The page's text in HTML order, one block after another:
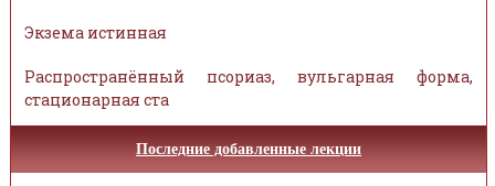
Экзема истинная
Распространённый псориаз, вульгарная форма,
стационарная ста
Последние добавленные лекции